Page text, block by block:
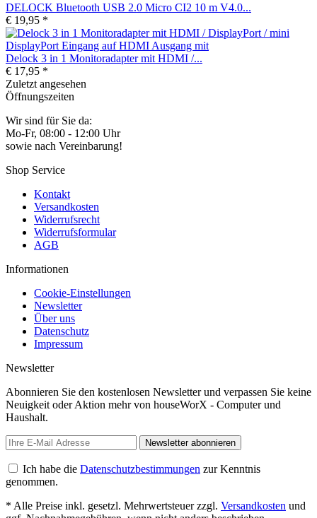
DELOCK Bluetooth USB 2.0 Micro CI2 10 m V4.0...
€ 19,95 *
Delock 3 in 1 Monitoradapter mit HDMI /...
€ 17,95 *
Zuletzt angesehen
Öffnungszeiten
Wir sind für Sie da:
Mo-Fr, 08:00 - 12:00 Uhr
sowie nach Vereinbarung!
Shop Service
Kontakt
Versandkosten
Widerrufsrecht
Widerrufsformular
AGB
Informationen
Cookie-Einstellungen
Newsletter
Über uns
Datenschutz
Impressum
Newsletter
Abonnieren Sie den kostenlosen Newsletter und verpassen Sie keine
Neuigkeit oder Aktion mehr von houseWorX - Computer und
Haushalt.
Newsletter abonnieren
Ich habe die Datenschutzbestimmungen zur Kenntnis
genommen.
* Alle Preise inkl. gesetzl. Mehrwertsteuer zzgl. Versandkosten und